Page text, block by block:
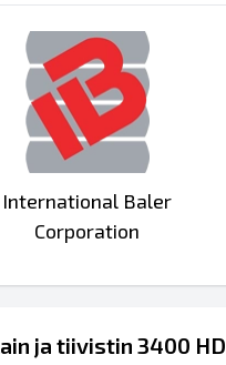
International Baler
Corporation
ja tiivistin 3400 HD